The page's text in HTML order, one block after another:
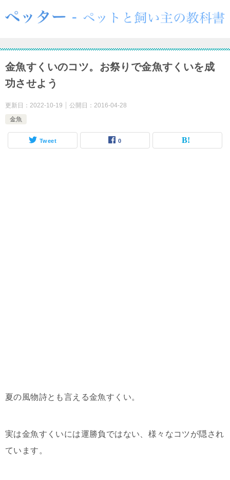
金魚すくいのコツ。お祭りで金魚すくいを成
功させよう
更新日： 2022-10-19 公開日： 2016-04-28
金魚
Tweet 0
夏の風物詩とも言える金魚すくい。
実は金魚すくいには運勝負ではない、様々なコツが隠され
ています。